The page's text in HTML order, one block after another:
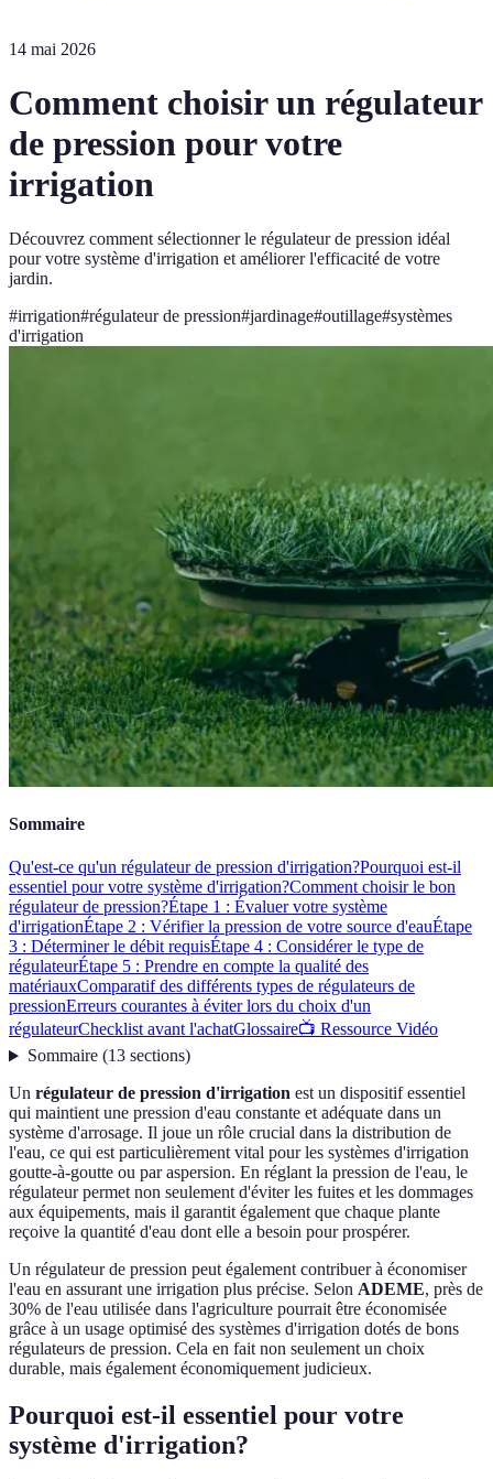
14 mai 2026
Comment choisir un régulateur
de pression pour votre
irrigation
Découvrez comment sélectionner le régulateur de pression idéal
pour votre système d'irrigation et améliorer l'efficacité de votre
jardin.
#irrigation#régulateur de pression#jardinage#outillage#systèmes
d'irrigation
Sommaire
Qu'est-ce qu'un régulateur de pression d'irrigation?Pourquoi est-il
essentiel pour votre système d'irrigation?Comment choisir le bon
régulateur de pression?Étape 1 : Évaluer votre système
d'irrigationÉtape 2 : Vérifier la pression de votre source d'eauÉtape
3 : Déterminer le débit requisÉtape 4 : Considérer le type de
régulateurÉtape 5 : Prendre en compte la qualité des
matériauxComparatif des différents types de régulateurs de
pressionErreurs courantes à éviter lors du choix d'un
régulateurChecklist avant l'achatGlossaire📺 Ressource Vidéo
Sommaire(13 sections)
Un régulateur de pression d'irrigation est un dispositif essentiel
qui maintient une pression d'eau constante et adéquate dans un
système d'arrosage. Il joue un rôle crucial dans la distribution de
l'eau, ce qui est particulièrement vital pour les systèmes d'irrigation
goutte-à-goutte ou par aspersion. En réglant la pression de l'eau, le
régulateur permet non seulement d'éviter les fuites et les dommages
aux équipements, mais il garantit également que chaque plante
reçoive la quantité d'eau dont elle a besoin pour prospérer.
Un régulateur de pression peut également contribuer à économiser
l'eau en assurant une irrigation plus précise. Selon ADEME, près de
30% de l'eau utilisée dans l'agriculture pourrait être économisée
grâce à un usage optimisé des systèmes d'irrigation dotés de bons
régulateurs de pression. Cela en fait non seulement un choix
durable, mais également économiquement judicieux.
Pourquoi est-il essentiel pour votre
système d'irrigation?